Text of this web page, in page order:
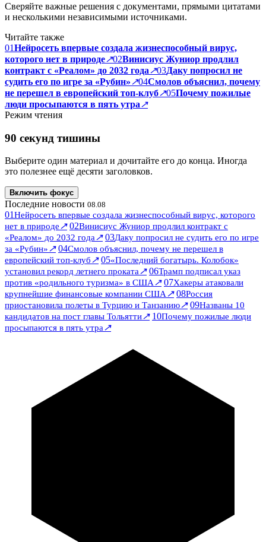
Сверяйте важные решения с документами, прямыми цитатами
и несколькими независимыми источниками.
Читайте также
01Нейросеть впервые создала жизнеспособный вирус,
которого нет в природе↗02Винисиус Жуниор продлил
контракт с «Реалом» до 2032 года↗03Даку попросил не
судить его по игре за «Рубин»↗04Смолов объяснил, почему
не перешел в европейский топ-клуб↗05Почему пожилые
люди просыпаются в пять утра↗
Режим чтения
90 секунд тишины
Выберите один материал и дочитайте его до конца. Иногда
это полезнее ещё десяти заголовков.
Включить фокус
Последние новости 08.08
01Нейросеть впервые создала жизнеспособный вирус, которого
нет в природе↗ 02Винисиус Жуниор продлил контракт с
«Реалом» до 2032 года↗ 03Даку попросил не судить его по игре
за «Рубин»↗ 04Смолов объяснил, почему не перешел в
европейский топ-клуб↗ 05«Последний богатырь. Колобок»
установил рекорд летнего проката↗ 06Трамп подписал указ
против «родильного туризма» в США↗ 07Хакеры атаковали
крупнейшие финансовые компании США↗ 08Россия
приостановила полеты в Турцию и Танзанию↗ 09Названы 10
кандидатов на пост главы Тольятти↗ 10Почему пожилые люди
просыпаются в пять утра↗